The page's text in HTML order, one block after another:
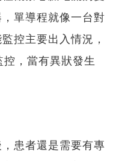
單導程就像一台對
控主要出入情況，
，當有異狀發生
患者還是需要有專